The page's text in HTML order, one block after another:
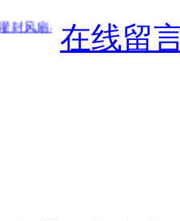
风扇-IP68风扇最新新闻 |
在线留